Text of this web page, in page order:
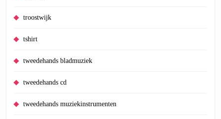
troostwijk
tshirt
tweedehands bladmuziek
tweedehands cd
tweedehands muziekinstrumenten